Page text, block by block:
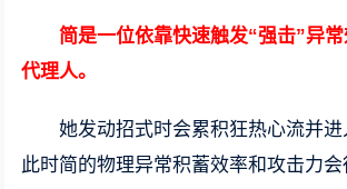
简是一位依靠快速触发“强击”异
代理人。
她发动招式时会累积狂热心流并进
此时简的物理异常积蓄效率和攻击力